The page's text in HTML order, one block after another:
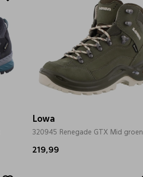
Lowa
320945 Renegade GTX Mid groen
219,99